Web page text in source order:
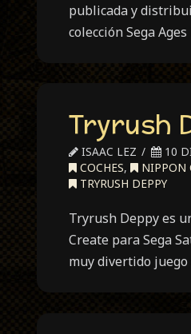
publicada y
colección Sega
Tryrush
ISAAC LEZ
10
COCHES, NIPPON
TRYRUSH DEPPY
Tryrush Deppy es
Create para Sega
muy divertido